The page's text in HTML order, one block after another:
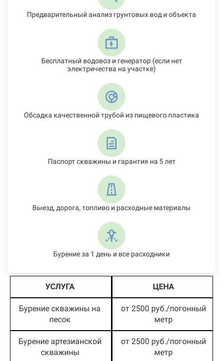
Предварительный анализ грунтовых вод и объекта
Бесплатный водовоз и генератор (если нет
электричества на участке)
Обсадка качественной трубой из пищевого пластика
Паспорт скважины и гарантия на 5 лет
Выезд, дорога, топливо и расходные материалы
Бурение за 1 день и все расходники
УСЛУГА ЦЕНА
Бурение скважины на
песок
от 2500 руб./погонный
метр
Бурение артезианской
скважины
от 2500 руб./погонный
метр